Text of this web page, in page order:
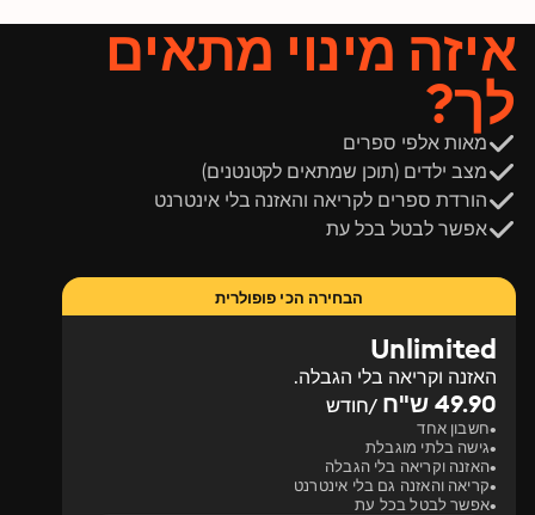
איזה מינוי מתאים
לך?
מאות אלפי ספרים
מצב ילדים (תוכן שמתאים לקטנטנים)
הורדת ספרים לקריאה והאזנה בלי אינטרנט
אפשר לבטל בכל עת
הבחירה הכי פופולרית
Unlimited
האזנה וקריאה בלי הגבלה.
49.90 ש"ח /חודש
חשבון אחד
גישה בלתי מוגבלת
האזנה וקריאה בלי הגבלה
קריאה והאזנה גם בלי אינטרנט
אפשר לבטל בכל עת